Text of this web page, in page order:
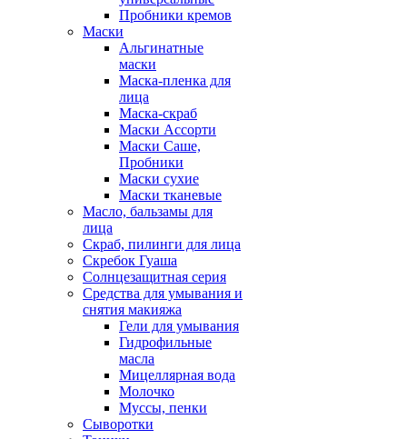
Пробники кремов
Маски
Альгинатные
маски
Маска-пленка для
лица
Маска-скраб
Маски Ассорти
Маски Саше,
Пробники
Маски сухие
Маски тканевые
Масло, бальзамы для
лица
Скраб, пилинги для лица
Скребок Гуаша
Солнцезащитная серия
Средства для умывания и
снятия макияжа
Гели для умывания
Гидрофильные
масла
Мицеллярная вода
Молочко
Муссы, пенки
Сыворотки